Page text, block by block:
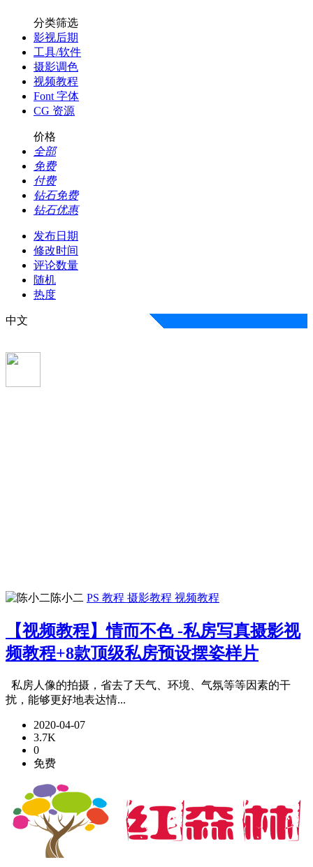
分类筛选
影视后期
工具/软件
摄影调色
视频教程
Font 字体
CG 资源
价格
全部
免费
付费
钻石免费
钻石优惠
发布日期
修改时间
评论数量
随机
热度
中文
陈小二 PS 教程 摄影教程 视频教程
【视频教程】情而不色 -私房写真摄影视
频教程+8款顶级私房预设摆姿样片
私房人像的拍摄，省去了天气、环境、气氛等等因素的干
扰，能够更好地表达情...
2020-04-07
3.7K
0
免费